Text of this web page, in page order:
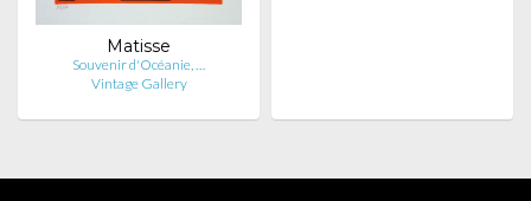
Matisse
Souvenir d'Océanie, …
Vintage Gallery